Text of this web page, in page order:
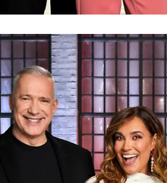
Grill den Henssler
Die neue Jury stellt sich vor